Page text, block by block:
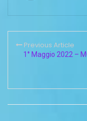
Previous Article
1° Maggio 2022 –